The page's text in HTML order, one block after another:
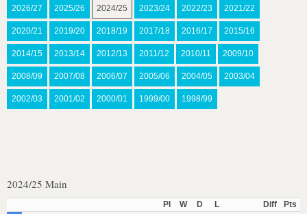
2026/27 2025/26 2024/25 2023/24 2022/23 2021/22
2020/21 2019/20 2018/19 2017/18 2016/17 2015/16
2014/15 2013/14 2012/13 2011/12 2010/11 2009/10
2008/09 2007/08 2006/07 2005/06 2004/05 2003/04
2002/03 2001/02 2000/01 1999/00 1998/99
2024/25 Main
Pl W D L Diff
Pts